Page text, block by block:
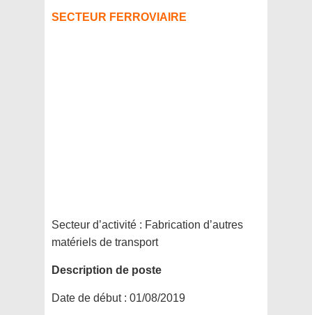
SECTEUR FERROVIAIRE
Secteur d’activité : Fabrication d’autres
matériels de transport
Description de poste
Date de début : 01/08/2019